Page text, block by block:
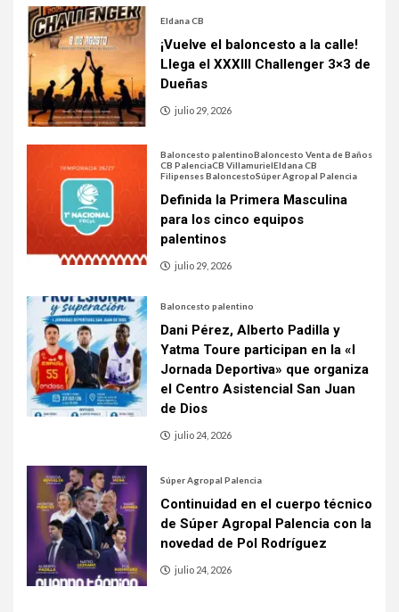
Eldana CB
¡Vuelve el baloncesto a la calle!
Llega el XXXIII Challenger 3×3 de
Dueñas
julio 29, 2026
Baloncesto palentinoBaloncesto Venta de Baños
CB PalenciaCB VillamurielEldana CB
Filipenses BaloncestoSúper Agropal Palencia
Definida la Primera Masculina
para los cinco equipos
palentinos
julio 29, 2026
Baloncesto palentino
Dani Pérez, Alberto Padilla y
Yatma Toure participan en la «I
Jornada Deportiva» que organiza
el Centro Asistencial San Juan
de Dios
julio 24, 2026
Súper Agropal Palencia
Continuidad en el cuerpo técnico
de Súper Agropal Palencia con la
novedad de Pol Rodríguez
julio 24, 2026